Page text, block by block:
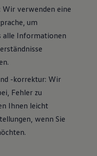
Wir verwenden eine
um
alle Informationen
-korrektur: Wir
Fehler zu
Ihnen leicht
wenn Sie